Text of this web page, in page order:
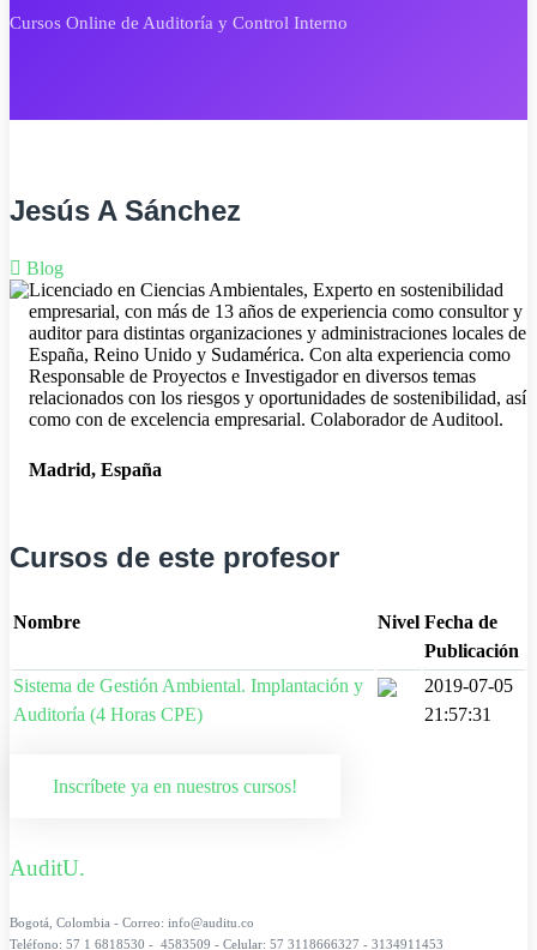
Cursos Online de Auditoría y Control Interno
Jesús A Sánchez
Blog
Licenciado en Ciencias Ambientales, Experto en sostenibilidad
empresarial, con más de 13 años de experiencia como consultor y
auditor para distintas organizaciones y administraciones locales de
España, Reino Unido y Sudamérica. Con alta experiencia como
Responsable de Proyectos e Investigador en diversos temas
relacionados con los riesgos y oportunidades de sostenibilidad, así
como con de excelencia empresarial. Colaborador de Auditool.
Madrid, España
Cursos de este profesor
Nombre Nivel Fecha de
Publicación
Sistema de Gestión Ambiental. Implantación y
Auditoría (4 Horas CPE)
2019-07-05
21:57:31
Inscríbete ya en nuestros cursos!
AuditU.
Bogotá, Colombia - Correo: info@auditu.co
Teléfono: 57 1 6818530 - 4583509 - Celular: 57 3118666327 - 3134911453